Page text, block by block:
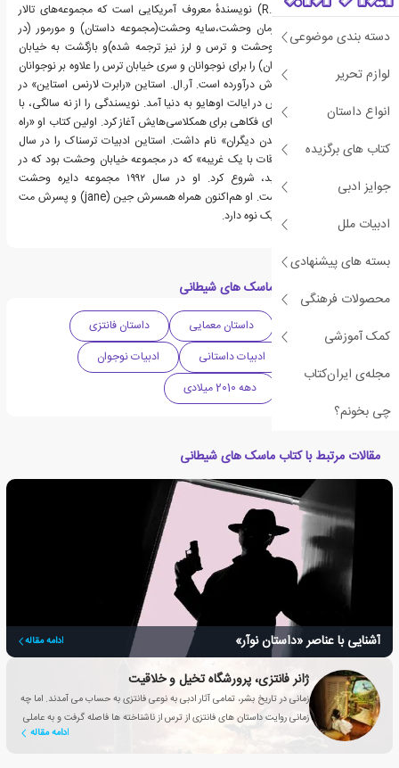
دسته بندی موضوعی
لوازم تحریر
انواع داستان
کتاب های برگزیده
جوایز ادبی
ادبیات ملل
بسته های پیشنهادی
محصولات فرهنگی
کمک آموزشی
مجله‌ی ایران‌کتاب
چی بخونم؟
آر. ال. استاین (R.L.Stine) نویسندهٔ معروف آمریکایی است که مجموعه‌های تالار
وحشت (اتاق کابوس)، زمان وحشت،سایه وحشت(مجموعه داستان) و مورمور (در
ایران تحت عنوان دایره وحشت و ترس و لرز نیز ترجمه شده)و بازگشت به خیابان
هراس(ترجمه نشده در ایران) را برای نوجوانان و سری خیابان ترس را علاوه بر نوجوانان
برای بزرگسالان نیز به نگارش درآورده است. آر.ال. استاین «رابرت لارنس استاین» در
سال ۱۹۴۳ در شهر کلمبوس در ایالت اوهایو به دنیا آمد. نویسندگی را از نه سالگی، با
نوشتن لطیفه و داستان‌های فکاهی برای همکلاسی‌هایش آغاز کرد. اولین کتاب او «راه
و رسم مسخرگی و خنداندن دیگران» نام داشت. استاین ادبیات ترسناک را در سال
۱۹۸۶، با کتاب «وعده ملاقات با یک غریبه» که در مجموعه خیابان وحشت بود که در
سال ۱۹۸۹ به چاپ رسید، شروع کرد. او در سال ۱۹۹۲ مجموعه دایره وحشت
«goosebumps» را نوشت. او هم‌اکنون همراه همسرش جین (jane) و پسرش مت
دسته بندی های کتاب ماسک های شیطانی
داستان ماجرایی داستان معمایی
داستان فانتزی
ادبیات داستانی
ادبیات نوجوان
دهه 2010 میلادی
مقالات مرتبط با کتاب ماسک های شیطانی
آشنایی با عناصر «داستان نوآر» ادامه مقاله
ژانر فانتزی، پرورشگاه تخیل و خلاقیت
زمانی در تاریخ بشر، تمامی آثار ادبی به نوعی فانتزی به حساب می آمدند. اما چه
زمانی روایت داستان های فانتزی از ترس از ناشناخته ها فاصله گرفت و به عاملی
ادامه مقاله